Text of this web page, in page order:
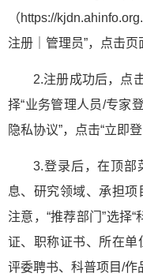
（https://
注册｜管理员”，点击页
2.注册成功后，点
择“业务管理人员/专家
隐私协议”，点击“立即
3.登录后，在顶部
息、研究领域、承担
注意，“推荐部门”选择
证、职称证书、所在
评委聘书、科普项目/作